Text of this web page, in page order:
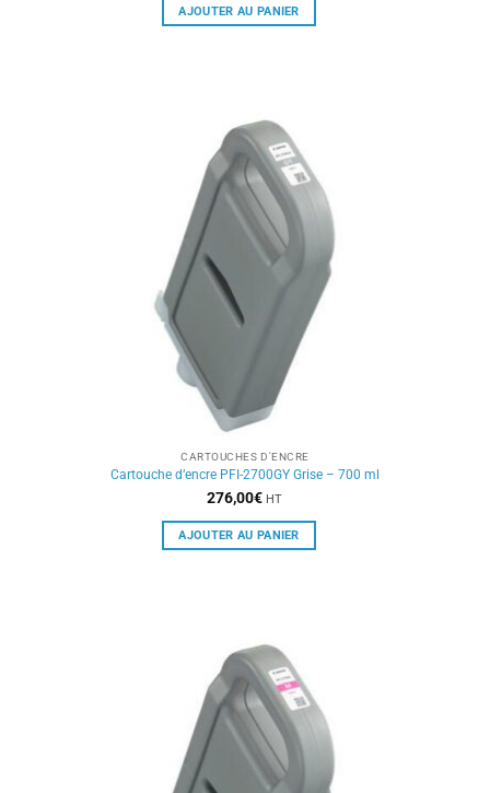
AJOUTER AU PANIER
CARTOUCHES D'ENCRE
Cartouche d’encre PFI-2700GY Grise – 700 ml
276,00€ HT
AJOUTER AU PANIER